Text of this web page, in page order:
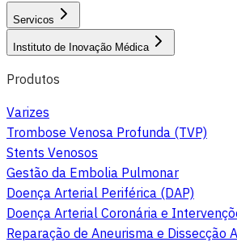
Servicos
Instituto de Inovação Médica
Produtos
Varizes
Trombose Venosa Profunda (TVP)
Stents Venosos
Gestão da Embolia Pulmonar
Doença Arterial Periférica (DAP)
Doença Arterial Coronária e
Reparação de Aneurisma e Dissecção